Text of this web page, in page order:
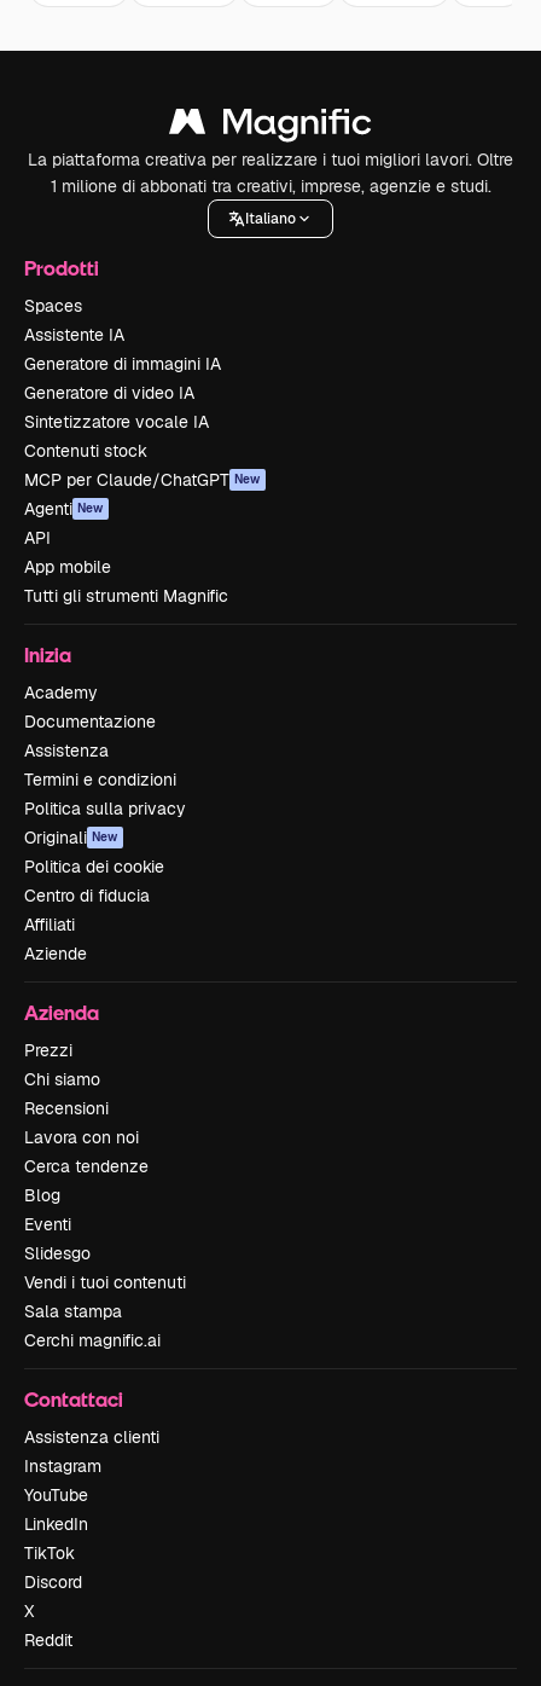
La piattaforma creativa per realizzare i tuoi migliori lavori. Oltre
1 milione di abbonati tra creativi, imprese, agenzie e studi.
Italiano
Prodotti
Spaces
Assistente IA
Generatore di immagini IA
Generatore di video IA
Sintetizzatore vocale IA
Contenuti stock
MCP per Claude/ChatGPT New
Agenti New
API
App mobile
Tutti gli strumenti Magnific
Inizia
Academy
Documentazione
Assistenza
Termini e condizioni
Politica sulla privacy
Originali New
Politica dei cookie
Centro di fiducia
Affiliati
Aziende
Azienda
Prezzi
Chi siamo
Recensioni
Lavora con noi
Cerca tendenze
Blog
Eventi
Slidesgo
Vendi i tuoi contenuti
Sala stampa
Cerchi magnific.ai
Contattaci
Assistenza clienti
Instagram
YouTube
LinkedIn
TikTok
Discord
X
Reddit